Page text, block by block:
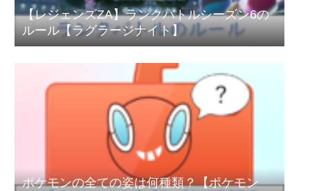
【レジェンズZA】ランクバトルシーズン6の
ルール【ラグラージナイト】
ポケモンの全ての姿は何種類？【ポケモン